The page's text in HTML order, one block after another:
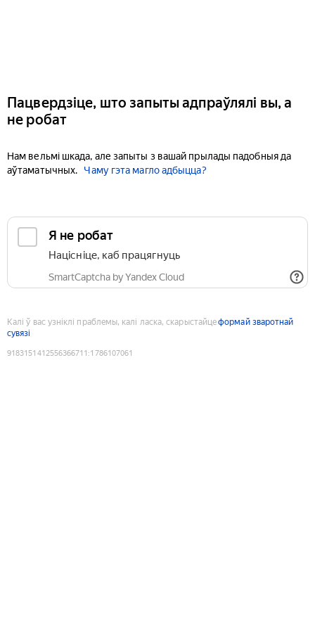
Пацвердзіце, што запыты адпраўлялі вы, а
не робат
Нам вельмі шкада, але запыты з вашай прылады падобныя да
аўтаматычных.
Чаму гэта магло адбыцца?
Я не робат
Націсніце, каб працягнуць
SmartCaptcha by Yandex Cloud
Калі ў вас узніклі праблемы, калі ласка, скарыстайцеформай зваротнай
сувязі
9183151412556366711 :1786107061